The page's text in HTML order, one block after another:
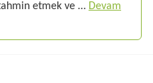
etmek ve … Devam